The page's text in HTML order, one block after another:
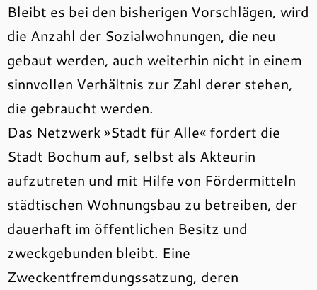
Bleibt es bei den bisherigen Vorschlägen, wird
die Anzahl der Sozialwohnungen, die neu
gebaut werden, auch weiterhin nicht in einem
sinnvollen Verhältnis zur Zahl derer stehen,
die gebraucht werden.
Das Netzwerk »Stadt für Alle« fordert die
Stadt Bochum auf, selbst als Akteurin
aufzutreten und mit Hilfe von Fördermitteln
städtischen Wohnungsbau zu betreiben, der
dauerhaft im öffentlichen Besitz und
zweckgebunden bleibt. Eine
Zweckentfremdungssatzung, deren